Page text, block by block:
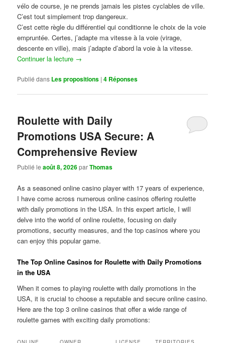
vélo de course, je ne prends jamais les pistes cyclables de ville.
C’est tout simplement trop dangereux.
C’est cette règle du différentiel qui conditionne le choix de la voie
empruntée. Certes, j’adapte ma vitesse à la voie (virage,
descente en ville), mais j’adapte d’abord la voie à la vitesse.
Continuer la lecture →
Publié dans Les propositions |4 Réponses
Roulette with Daily
Promotions USA Secure: A
Comprehensive Review
Publié leaoût 8, 2026parThomas
As a seasoned online casino player with 17 years of experience,
I have come across numerous online casinos offering roulette
with daily promotions in the USA. In this expert article, I will
delve into the world of online roulette, focusing on daily
promotions, security measures, and the top casinos where you
can enjoy this popular game.
The Top Online Casinos for Roulette with Daily Promotions
in the USA
When it comes to playing roulette with daily promotions in the
USA, it is crucial to choose a reputable and secure online casino.
Here are the top 3 online casinos that offer a wide range of
roulette games with exciting daily promotions: